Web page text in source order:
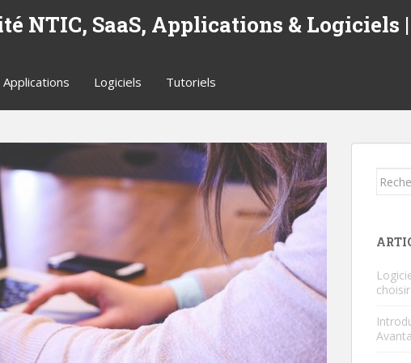
NTIC, SaaS, Applications & Logiciels
Applications Logiciels Tutoriels